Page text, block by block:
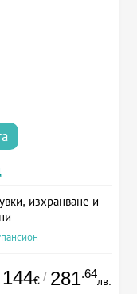
изхранване и
144€ / 281.64
лв.